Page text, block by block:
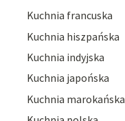
Kuchnia francuska
Kuchnia hiszpańska
Kuchnia indyjska
Kuchnia japońska
Kuchnia marokańska